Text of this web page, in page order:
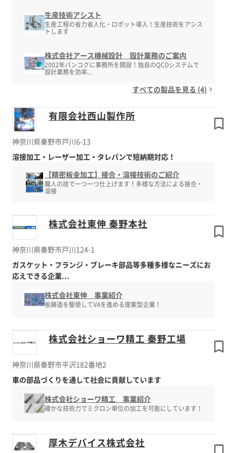
生産技術アシスト
生産工程の省力省人化・ロボット導入！生産技術をアシス
トします
株式会社アース機械設計 設計業務のご案内
2002年バンコクに事務所を開設！独自のQCDシステムで
設計業務を効率...
すべての製品を見る (4)
有限会社西山製作所
神奈川県秦野市戸川6-13
溶接加工・レーザー加工・タレパンで短納期対応！
【精密板金加工】接合・溶接技術のご紹介
職人の技で一つ一つ仕上げます！多様な方法による接合・
溶接
株式会社東伸 秦野本社
神奈川県秦野市戸川124-1
ガスケット・フランジ・ブレーキ部品等多種多様なニーズにお
応えできる企業...
株式会社東伸 事業紹介
板鋳造を駆使してVAを進める提案型企業！
株式会社ショーワ精工 秦野工場
神奈川県秦野市平沢182番地2
車の部品づくりを通して社会に貢献しています
株式会社ショーワ精工 事業紹介
確かな技術力でミクロン単位の加工を可能にしています！
厚木デバイス株式会社